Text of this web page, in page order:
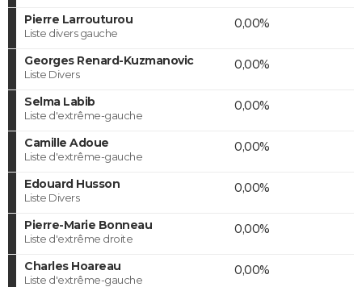
Pierre Larrouturou
Liste divers gauche
0,00%
Georges Renard-Kuzmanovic
Liste Divers
0,00%
Selma Labib
Liste d'extrême-gauche
0,00%
Camille Adoue
Liste d'extrême-gauche
0,00%
Edouard Husson
Liste Divers
0,00%
Pierre-Marie Bonneau
Liste d'extrême droite
0,00%
Charles Hoareau
Liste d'extrême-gauche
0,00%